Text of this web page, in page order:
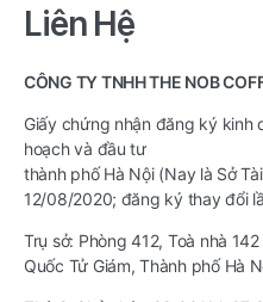
Liên Hệ
CÔNG TY TNHH THE NOB
Giấy chứng nhận đăng ký kinh
hoạch và đầu tư
thành phố Hà Nội (Nay là Sở
12/08/2020; đăng ký thay đổi
Trụ sở: Phòng 412, Toà nhà
Quốc Tử Giám, Thành phố Hà